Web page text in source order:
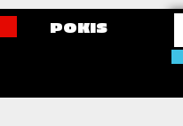
POKIS